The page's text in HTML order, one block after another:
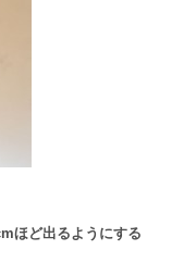
ほど出るようにする